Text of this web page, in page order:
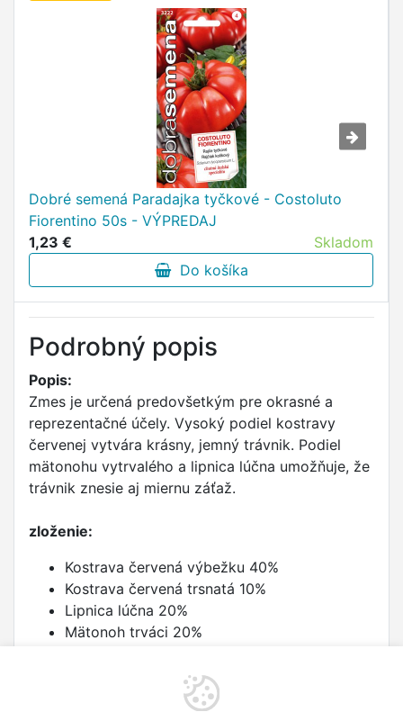
Dobré semená Paradajka tyčkové - Costoluto
Fiorentino 50s - VÝPREDAJ
1,23 €
Skladom
Do košíka
Podrobný popis
Popis:
Zmes je určená predovšetkým pre okrasné a
reprezentačné účely. Vysoký podiel kostravy
červenej vytvára krásny, jemný trávnik. Podiel
mätonohu vytrvalého a lipnica lúčna umožňuje, že
trávnik znesie aj miernu záťaž.
zloženie:
Kostrava červená výbežku 40%
Kostrava červená trsnatá 10%
Lipnica lúčna 20%
Mätonoh trváci 20%
1 kg na 40 - 50 m2. Hĺbka siatie je 0,5 - 1 cm.